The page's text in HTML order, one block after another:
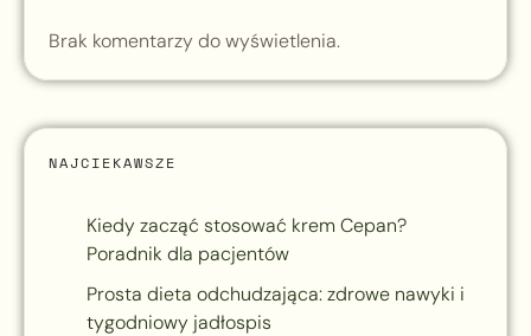
Brak komentarzy do wyświetlenia.
NAJCIEKAWSZE
Kiedy zacząć stosować krem Cepan?
Poradnik dla pacjentów
Prosta dieta odchudzająca: zdrowe nawyki i
tygodniowy jadłospis